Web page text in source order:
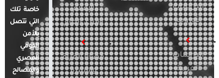
الدراسات
الأوروبية
الدراسات
العربية
الإعلام
والرأي العام
قضايا المرأة
والأسرة
خاصة تلك
التي تتصل
بالأمن
القومي
المصري
والمصالح